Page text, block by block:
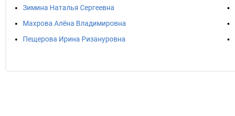
Зимина Наталья Сергеевна
Махрова Алёна Владимировна
Пещерова Ирина Ризануровна